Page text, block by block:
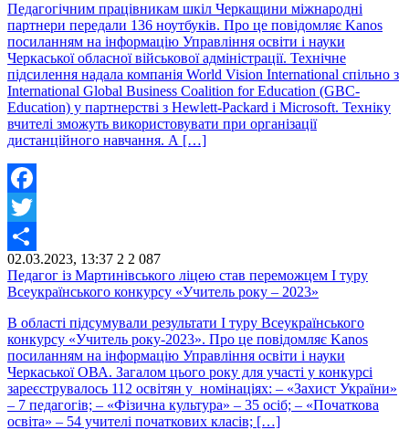
Педагогічним працівникам шкіл Черкащини міжнародні
партнери передали 136 ноутбуків. Про це повідомляє Kanos
посиланням на інформацію Управління освіти і науки
Черкаської обласної військової адміністрації. Технічне
підсилення надала компанія World Vision International спільно з
International Global Business Coalition for Education (GBC-
Education) у партнерстві з Hewlett-Packard і Microsoft. Техніку
вчителі зможуть використовувати при організації
дистанційного навчання. А […]
Facebook
Twitter
Share
02.03.2023, 13:37 2 2 087
Педагог із Мартинівського ліцею став переможцем І туру
Всеукраїнського конкурсу «Учитель року – 2023»
В області підсумували результати І туру Всеукраїнського
конкурсу «Учитель року-2023». Про це повідомляє Kanos
посиланням на інформацію Управління освіти і науки
Черкаської ОВА. Загалом цього року для участі у конкурсі
зареєструвалось 112 освітян у номінаціях: – «Захист України»
– 7 педагогів; – «Фізична культура» – 35 осіб; – «Початкова
освіта» – 54 учителі початкових класів; […]